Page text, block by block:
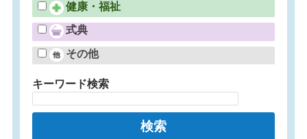
健康・福祉
式典
その他
キーワード検索